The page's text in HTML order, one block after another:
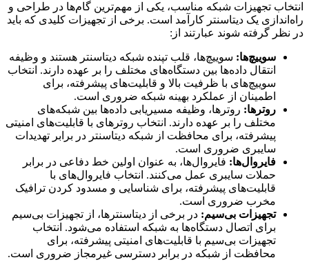
انتخاب تجهیزات شبکه مناسب، یکی از مهم‌ترین گام‌ها در طراحی و
راه‌اندازی یک دیتاسنتر کارآمد است. برخی از تجهیزات کلیدی که باید
در نظر گرفته شوند عبارتند از:
سوییچ‌ها: سوییچ‌ها، قلب تپنده شبکه دیتاسنتر هستند و وظیفه
انتقال داده‌ها بین دستگاه‌های مختلف را بر عهده دارند. انتخاب
سوییچ‌های با ظرفیت بالا و قابلیت‌های پیشرفته، برای
اطمینان از عملکرد بهینه شبکه ضروری است.
روترها: روترها، وظیفه مسیریابی داده‌ها بین شبکه‌های
مختلف را بر عهده دارند. انتخاب روترهای با قابلیت‌های امنیتی
پیشرفته، برای محافظت از شبکه دیتاسنتر در برابر تهدیدات
سایبری ضروری است.
فایروال‌ها: فایروال‌ها، به عنوان اولین خط دفاعی در برابر
حملات سایبری عمل می‌کنند. انتخاب فایروال‌های با
قابلیت‌های پیشرفته، برای شناسایی و مسدود کردن ترافیک
مخرب ضروری است.
تجهیزات بی‌سیم: در برخی از دیتاسنترها، از تجهیزات بی‌سیم
برای اتصال دستگاه‌ها به شبکه استفاده می‌شود. انتخاب
تجهیزات بی‌سیم با قابلیت‌های امنیتی پیشرفته، برای
محافظت از شبکه در برابر دسترسی غیرمجاز ضروری است.